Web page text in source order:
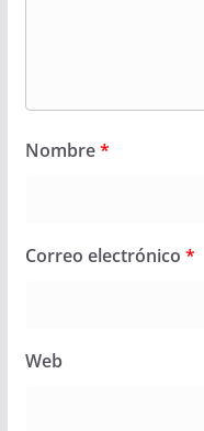
Nombre*
Correo electrónico *
Web